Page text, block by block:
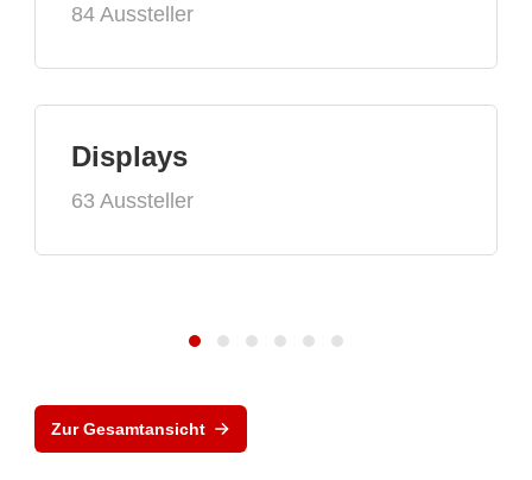
84 Aussteller
Displays
63 Aussteller
Zur Gesamtansicht